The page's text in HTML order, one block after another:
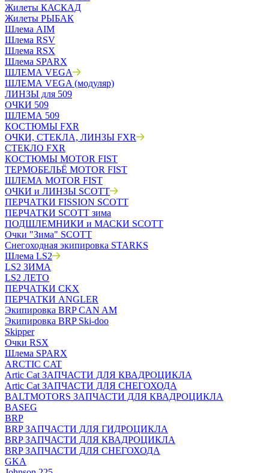
Жилеты КАСКАД
Жилеты РЫБАК
Шлема AIM
Шлема RSV
Шлема RSX
Шлема SPARX
ШЛЕМА VEGA
ШЛЕМА VEGA (модуляр)
ЛИНЗЫ для 509
ОЧКИ 509
ШЛЕМА 509
КОСТЮМЫ FXR
ОЧКИ, СТЕКЛА, ЛИНЗЫ FXR
СТЕКЛО FXR
КОСТЮМЫ MOTOR FIST
ТЕРМОБЕЛЬЁ MOTOR FIST
ШЛЕМА MOTOR FIST
ОЧКИ и ЛИНЗЫ SCOTT
ПЕРЧАТКИ FISSION SCOTT
ПЕРЧАТКИ SCOTT зима
ПОДШЛЕМНИКИ и МАСКИ SCOTT
Очки "Зима" SCOTT
Снегоходная экипировка STARKS
Шлема LS2
LS2 ЗИМА
LS2 ЛЕТО
ПЕРЧАТКИ CKX
ПЕРЧАТКИ ANGLER
Экипировка BRP CAN AM
Экипировка BRP Ski-doo
Skipper
Очки RSX
Шлема SPARX
ARCTIC CAT
Artic Cat ЗАПЧАСТИ ДЛЯ КВАДРОЦИКЛА
Artic Cat ЗАПЧАСТИ ДЛЯ СНЕГОХОДА
BALTMOTORS ЗАПЧАСТИ ДЛЯ КВАДРОЦИКЛА
BASEG
BRP
BRP ЗАПЧАСТИ ДЛЯ ГИДРОЦИКЛА
BRP ЗАПЧАСТИ ДЛЯ КВАДРОЦИКЛА
BRP ЗАПЧАСТИ ДЛЯ СНЕГОХОДА
GKA